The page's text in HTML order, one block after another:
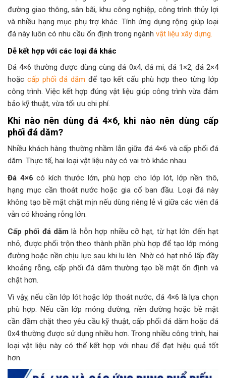
đường giao thông, sân bãi, khu công nghiệp, công trình thủy lợi
và nhiều hạng mục phụ trợ khác. Tính ứng dụng rộng giúp loại
đá này luôn có nhu cầu ổn định trong ngành vật liệu xây dựng.
Dễ kết hợp với các loại đá khác
Đá 4×6 thường được dùng cùng đá 0x4, đá mi, đá 1×2, đá 2×4
hoặc cấp phối đá dăm để tạo kết cấu phù hợp theo từng lớp
công trình. Việc kết hợp đúng vật liệu giúp công trình vừa đảm
bảo kỹ thuật, vừa tối ưu chi phí.
Khi nào nên dùng đá 4×6, khi nào nên dùng cấp
phối đá dăm?
Nhiều khách hàng thường nhầm lẫn giữa đá 4×6 và cấp phối đá
dăm. Thực tế, hai loại vật liệu này có vai trò khác nhau.
Đá 4×6 có kích thước lớn, phù hợp cho lớp lót, lớp nền thô,
hạng mục cần thoát nước hoặc gia cố ban đầu. Loại đá này
không tạo bề mặt chặt mịn nếu dùng riêng lẻ vì giữa các viên đá
vẫn có khoảng rỗng lớn.
Cấp phối đá dăm là hỗn hợp nhiều cỡ hạt, từ hạt lớn đến hạt
nhỏ, được phối trộn theo thành phần phù hợp để tạo lớp móng
đường hoặc nền chịu lực sau khi lu lèn. Nhờ có hạt nhỏ lấp đầy
khoảng rỗng, cấp phối đá dăm thường tạo bề mặt ổn định và
chặt hơn.
Vì vậy, nếu cần lớp lót hoặc lớp thoát nước, đá 4×6 là lựa chọn
phù hợp. Nếu cần lớp móng đường, nền đường hoặc bề mặt
cần đầm chặt theo yêu cầu kỹ thuật, cấp phối đá dăm hoặc đá
0x4 thường được sử dụng nhiều hơn. Trong nhiều công trình, hai
loại vật liệu này có thể kết hợp với nhau để đạt hiệu quả tốt
hơn.